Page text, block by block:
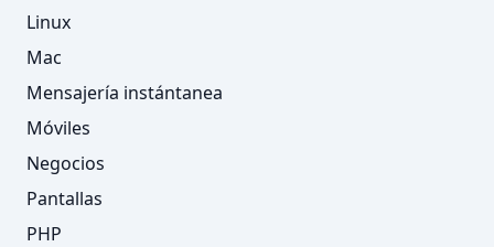
Linux
Mac
Mensajería instántanea
Móviles
Negocios
Pantallas
PHP